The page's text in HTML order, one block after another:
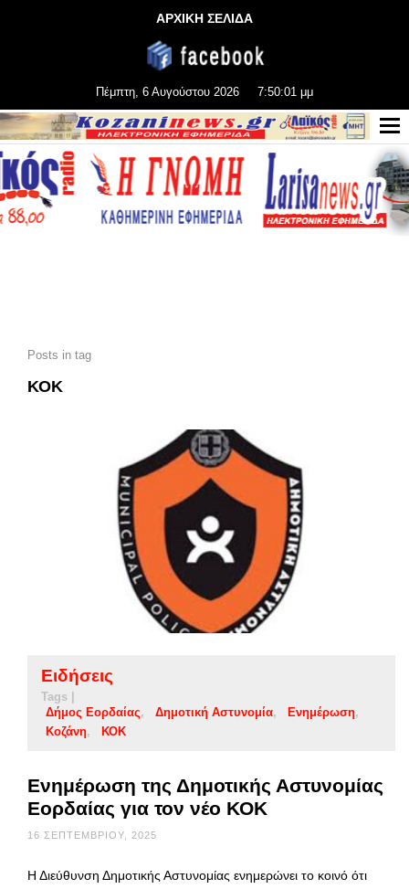
ΑΡΧΙΚΗ ΣΕΛΙΔΑ
Πέμπτη, 6 Αυγούστου 2026 7:50:02 μμ
Posts in tag
ΚΟΚ
Ειδήσεις
Tags |
Δήμος Εορδαίας
Δημοτική Αστυνομία
Ενημέρωση
Κοζάνη
ΚΟΚ
Ενημέρωση της Δημοτικής Αστυνομίας
Εορδαίας για τον νέο ΚΟΚ
16 ΣΕΠΤΕΜΒΡΊΟΥ, 2025
Η Διεύθυνση Δημοτικής Αστυνομίας ενημερώνει το κοινό ότι